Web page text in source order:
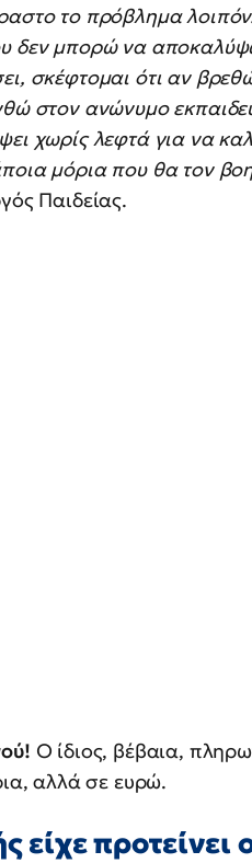
το πρόβλημα
δεν μπορώ να
σκέφτομαι ότι αν
στον ανώνυμο
χωρίς λεφτά για να
μόρια που θα τον
Παιδείας.
Ο ίδιος, βέβαια,
αλλά σε ευρώ.
είχε προτείνει